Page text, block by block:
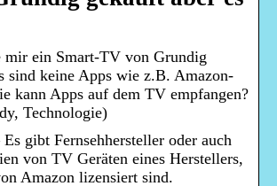
mir ein Smart-TV von Grundig
sind keine Apps wie z.B. Amazon-
kann Apps auf dem TV empfangen?
Technologie)
gibt Fernsehhersteller oder auch
von TV Geräten eines Herstellers,
Amazon lizensiert sind.